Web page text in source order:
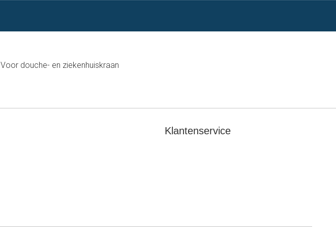
Voor douche- en ziekenhuiskraan
Klantenservice